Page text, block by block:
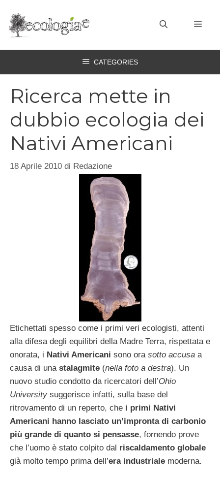
contenuto
CATEGORIES
Ricerca mette in
dubbio ecologia dei
Nativi Americani
18 Aprile 2010 di Redazione
Etichettati spesso come i primi veri ecologisti, attenti
alla difesa degli equilibri della Madre Terra, rispettata e
onorata, i Nativi Americani sono ora sotto accusa a
causa di una stalagmite (nella foto a destra). Un
nuovo studio condotto da ricercatori dell’Ohio
University suggerisce infatti, sulla base del
ritrovamento di un reperto, che i primi Nativi
Americani hanno lasciato un’impronta di carbonio
più grande di quanto si pensasse, fornendo prove
che l’uomo è stato colpito dal riscaldamento globale
già molto tempo prima dell’era industriale moderna.